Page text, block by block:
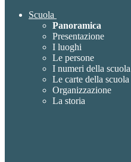
Scuola
Panoramica
Presentazione
I luoghi
Le persone
I numeri della scuola
Le carte della scuola
Organizzazione
La storia